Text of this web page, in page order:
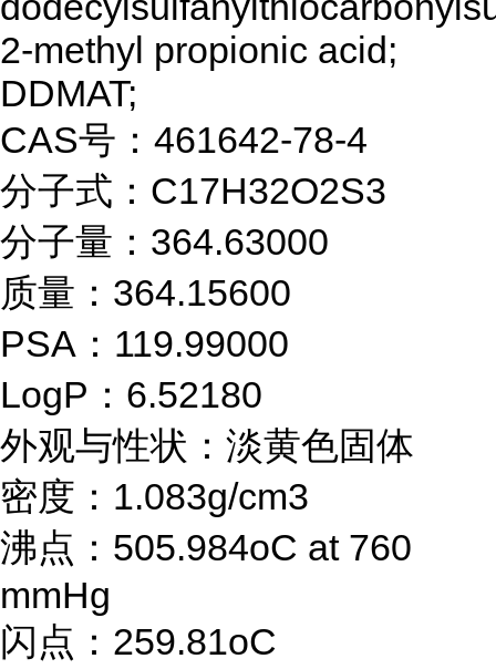
2-methyl propionic acid;
DDMAT;
CAS号：461642-78-4
分子式：C17H32O2S3
分子量：364.63000
质量：364.15600
PSA：119.99000
LogP：6.52180
外观与性状：淡黄色固体
密度：1.083g/cm3
沸点：505.984oC at 760
mmHg
闪点：259.81oC